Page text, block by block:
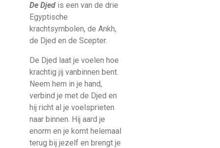
De Djed is een van de drie
Egyptische
krachtsymbolen, de Ankh,
de Djed en de Scepter.
De Djed laat je voelen hoe
krachtig jij vanbinnen bent.
Neem hem in je hand,
verbind je met de Djed en
hij richt al je voelsprieten
naar binnen. Hij aard je
enorm en je komt helemaal
terug bij jezelf en brengt je